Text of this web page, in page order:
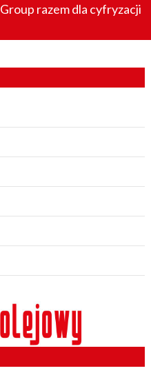
razem dla cyfryzacji